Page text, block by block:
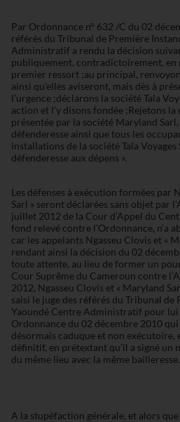
Par Ordonnance n° 632 /C du 02
référés du Tribunal de Première
Administratif a rendu la décision
publiquement, contradictoirement, en
premier ressort ;au principal,
ainsi qu’elles aviseront, mais dès à
l’urgence ;déclarons la société Tala
action et l’y disons fondée ;Rejetons la
présentée par la société Maryland
défenderesse ainsi que tous les
installations de la société Tala
défenderesse aux dépens ».
Les défenses à exécution formées par
Sarl » seront déclarées sans objet par
juillet 2012 de la Cour d’Appel du
fond relevé contre l’Ordonnance, n’a
car les appelants Ngasseu Clovis et «
rendant ainsi la décision du 02
toute attente, au lieu de former un
Cour Suprême du Cameroun contre
2012, Ngasseu Clovis et « Maryland
saisi le juge des référés du Tribunal de
Yaoundé Centre Administratif pour lui
Ordonnance du 02 décembre 2010
désormais caduque et non exécutoire,
définitif, en prétextant qu’il a signé un
du même lieu avec la même bailleresse.
A la stupéfaction générale, et alors que